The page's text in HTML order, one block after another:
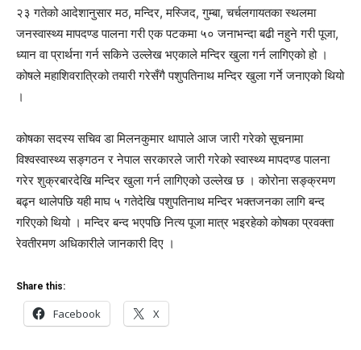
२३ गतेको आदेशानुसार मठ, मन्दिर, मस्जिद, गुम्बा, चर्चलगायतका स्थलमा
जनस्वास्थ्य मापदण्ड पालना गरी एक पटकमा ५० जनाभन्दा बढी नहुने गरी पूजा,
ध्यान वा प्रार्थना गर्न सकिने उल्लेख भएकाले मन्दिर खुला गर्न लागिएको हो ।
कोषले महाशिवरात्रिको तयारी गरेसँगै पशुपतिनाथ मन्दिर खुला गर्ने जनाएको थियो
।
कोषका सदस्य सचिव डा मिलनकुमार थापाले आज जारी गरेको सूचनामा
विश्वस्वास्थ्य सङ्गठन र नेपाल सरकारले जारी गरेको स्वास्थ्य मापदण्ड पालना
गरेर शुक्रबारदेखि मन्दिर खुला गर्न लागिएको उल्लेख छ । कोरोना सङ्क्रमण
बढ्न थालेपछि यही माघ ५ गतेदेखि पशुपतिनाथ मन्दिर भक्तजनका लागि बन्द
गरिएको थियो । मन्दिर बन्द भएपछि नित्य पूजा मात्र भइरहेको कोषका प्रवक्ता
रेवतीरमण अधिकारीले जानकारी दिए ।
Share this:
Facebook X